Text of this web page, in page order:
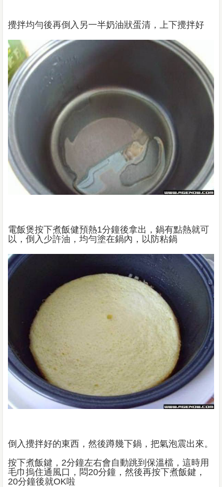
攪拌均勻後再倒入另一半奶油狀蛋清，上下攪拌好
電飯煲按下煮飯健預熱1分鐘後拿出，鍋有點熱就可
以，倒入少許油，均勻塗在鍋內，以防粘鍋
倒入攪拌好的東西，然後蹲幾下鍋，把氣泡震出來。
按下煮飯鍵，2分鐘左右會自動跳到保溫檔，這時用
毛巾摀住通風口，悶20分鐘，然後再按下煮飯鍵，
20分鐘後就OK啦